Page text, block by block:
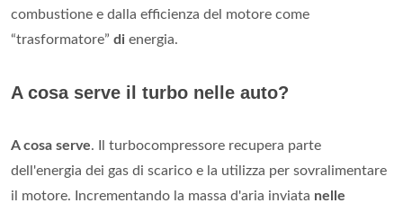
combustione e dalla efficienza del motore come
“trasformatore” di energia.
A cosa serve il turbo nelle auto?
A cosa serve. Il turbocompressore recupera parte
dell'energia dei gas di scarico e la utilizza per sovralimentare
il motore. Incrementando la massa d'aria inviata nelle